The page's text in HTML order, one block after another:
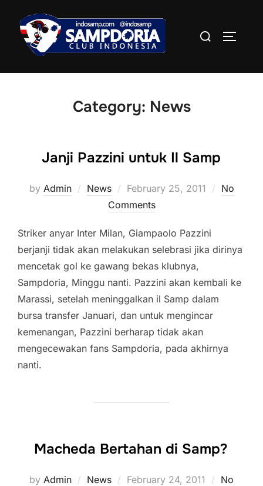
content
Search
Category: News
Janji Pazzini untuk Il Samp
by Admin News
Posted
on
February 25, 2011
No
Comments
Striker anyar Inter Milan, Giampaolo Pazzini
berjanji tidak akan melakukan selebrasi jika dirinya
mencetak gol ke gawang bekas klubnya,
Sampdoria, Minggu nanti. Pazzini akan kembali ke
Marassi, setelah meninggalkan il Samp dalam
bursa transfer Januari, dan untuk mengincar
kemenangan, Pazzini berharap tidak akan
mengecewakan fans Sampdoria, pada akhirnya
nanti.
Macheda Bertahan di Samp?
by Admin News
Posted
February 24, 2011
No